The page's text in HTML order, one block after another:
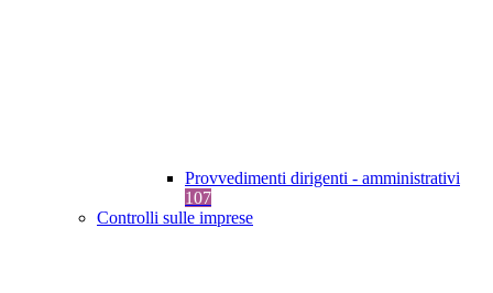
Provvedimenti dirigenti - amministrativi
107
Controlli sulle imprese